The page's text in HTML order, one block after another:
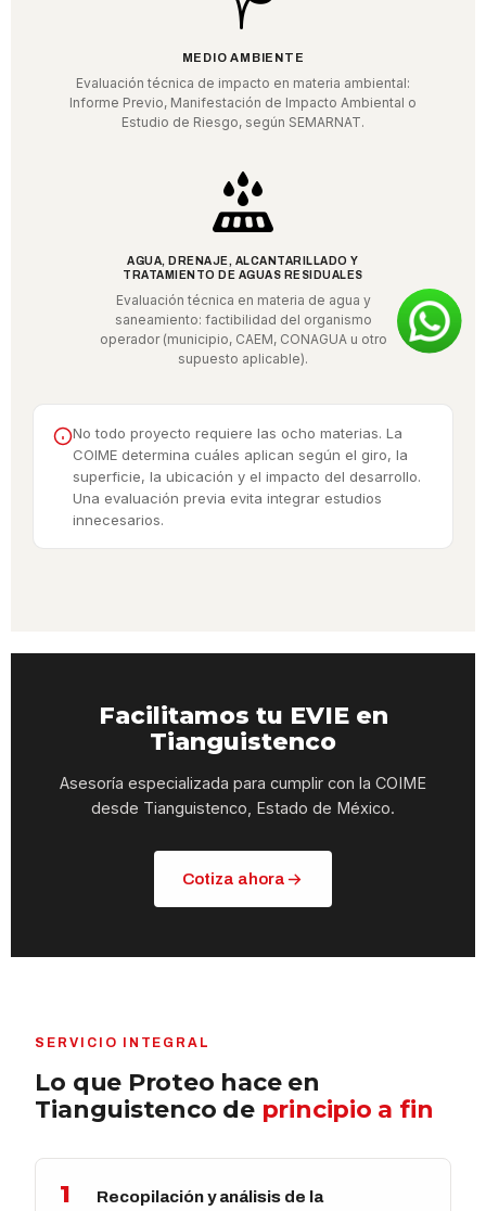
MEDIO AMBIENTE
Evaluación técnica de impacto en materia ambiental:
Informe Previo, Manifestación de Impacto Ambiental o
Estudio de Riesgo, según SEMARNAT.
AGUA, DRENAJE, ALCANTARILLADO Y
TRATAMIENTO DE AGUAS RESIDUALES
Evaluación técnica en materia de agua y
saneamiento: factibilidad del organismo
operador (municipio, CAEM, CONAGUA u otro
supuesto aplicable).
No todo proyecto requiere las ocho materias. La
COIME determina cuáles aplican según el giro, la
superficie, la ubicación y el impacto del desarrollo.
Una evaluación previa evita integrar estudios
innecesarios.
Facilitamos tu EVIE en
Tianguistenco
Asesoría especializada para cumplir con la COIME
desde Tianguistenco, Estado de México.
Cotiza ahora
SERVICIO INTEGRAL
Lo que Proteo hace en
Tianguistenco de principio a fin
1
Recopilación y análisis de la